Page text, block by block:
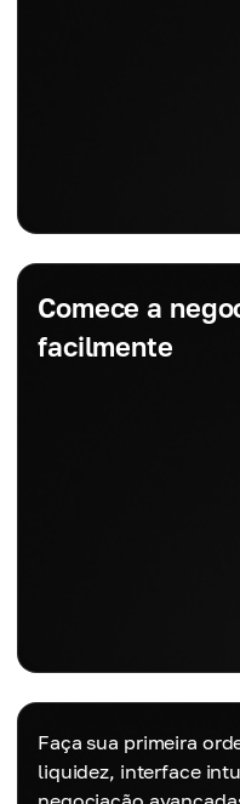
Comece a
facilmente
Faça sua primeira
liquidez, interface